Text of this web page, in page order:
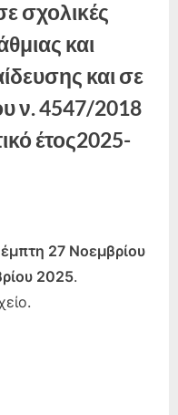
σχολικές
και
και σε
ν. 4547/2018
έτος2025-
27 Νοεμβρίου
2025.